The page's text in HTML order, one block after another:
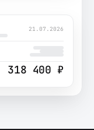
21.07.2026
318 400 ₽